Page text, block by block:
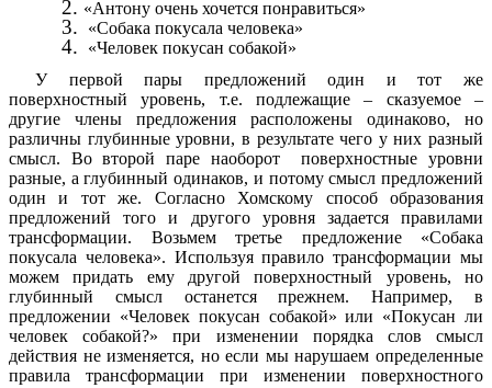
«Антону очень хочется понравиться»
«Собака покусала человека»
«Человек покусан собакой»
У первой пары предложений один и тот же
поверхностный уровень, т.е. подлежащие – сказуемое –
другие члены предложения расположены одинаково, но
различны глубинные уровни, в результате чего у них разный
смысл. Во второй паре наоборот поверхностные уровни
разные, а глубинный одинаков, и потому смысл предложений
один и тот же. Согласно Хомскому способ образования
предложений того и другого уровня задается правилами
трансформации. Возьмем третье предложение «Собака
покусала человека». Используя правило трансформации мы
можем придать ему другой поверхностный уровень, но
глубинный смысл останется прежнем. Например, в
предложении «Человек покусан собакой» или «Покусан ли
человек собакой?» при изменении порядка слов смысл
действия не изменяется, но если мы нарушаем определенные
правила трансформации при изменении поверхностного